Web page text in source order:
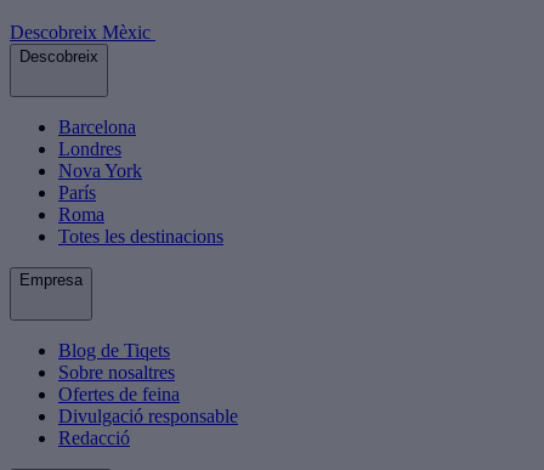
Descobreix Mèxic
Descobreix
Barcelona
Londres
Nova York
París
Roma
Totes les destinacions
Empresa
Blog de Tiqets
Sobre nosaltres
Ofertes de feina
Divulgació responsable
Redacció